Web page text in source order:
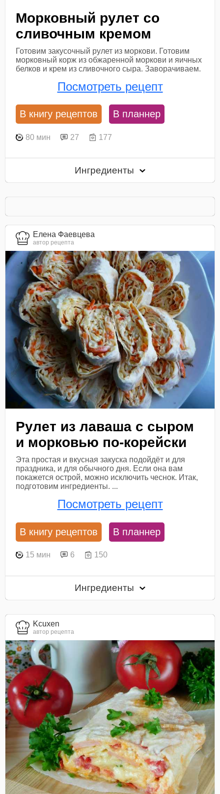
Морковный рулет со
сливочным кремом
Готовим закусочный рулет из моркови. Готовим
морковный корж из обжаренной моркови и яичных
белков и крем из сливочного сыра. Заворачиваем.
Посмотреть рецепт
В книгу рецептов В планнер
80 мин 27 177
Ингредиенты
Елена Фаевцева
автор рецепта
Рулет из лаваша с сыром
и морковью по-корейски
Эта простая и вкусная закуска подойдёт и для
праздника, и для обычного дня. Если она вам
покажется острой, можно исключить чеснок. Итак,
подготовим ингредиенты. ...
Посмотреть рецепт
В книгу рецептов В планнер
15 мин 6 150
Ингредиенты
Kcuxen
автор рецепта